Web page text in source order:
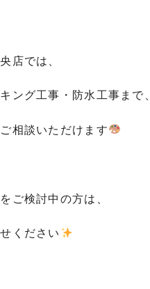
店では、
ング工事・防水工事まで、
相談いただけます
ご検討中の方は、
ください